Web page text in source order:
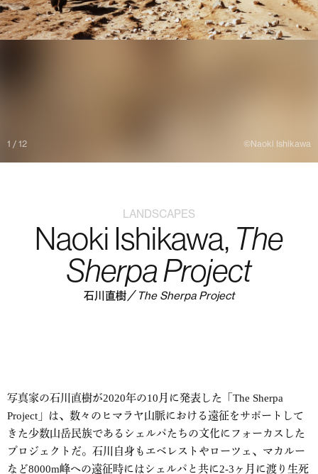
1 / 12 ©︎Naoki Ishikawa
LANDSCAPES
Naoki Ishikawa, The
Sherpa Project
石川直樹／ The Sherpa Project
写真家の石川直樹が2020年の10月に発表した「The Sherpa
Project」は、数々のヒマラヤ山脈における遠征をサポートして
きた少数山岳民族であるシェルパたちの文化にフォーカスした
プロジェクトだ。石川自身もエベレストやローツェ、マカルー
など8000m峰への遠征時にはシェルパと共に2-3ヶ月に渡り生死